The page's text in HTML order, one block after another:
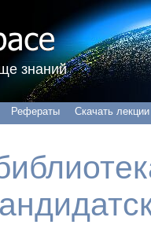
знаний
Рефераты Скачать лекции